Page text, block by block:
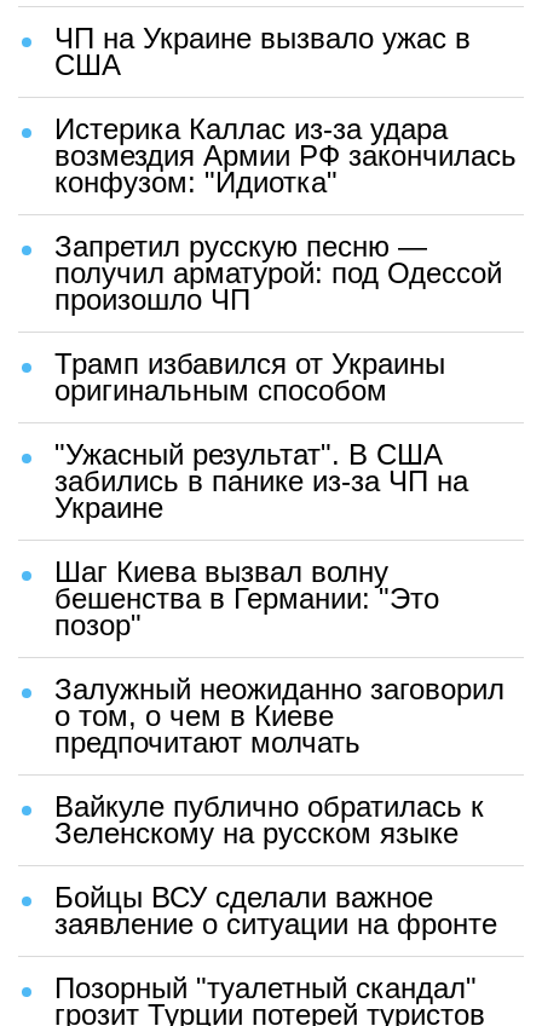
ЧП на Украине вызвало ужас в
США
Истерика Каллас из-за удара
возмездия Армии РФ закончилась
конфузом: "Идиотка"
Запретил русскую песню —
получил арматурой: под Одессой
произошло ЧП
Трамп избавился от Украины
оригинальным способом
"Ужасный результат". В США
забились в панике из-за ЧП на
Украине
Шаг Киева вызвал волну
бешенства в Германии: "Это
позор"
Залужный неожиданно заговорил
о том, о чем в Киеве
предпочитают молчать
Вайкуле публично обратилась к
Зеленскому на русском языке
Бойцы ВСУ сделали важное
заявление о ситуации на фронте
Позорный "туалетный скандал"
грозит Турции потерей туристов